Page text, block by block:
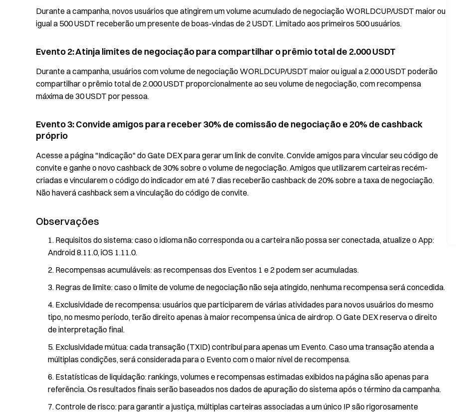
Durante a campanha, novos usuários que atingirem um volume acumulado de negociação WORLDCUP/USDT maior ou
igual a 500 USDT receberão um presente de boas-vindas de 2 USDT. Limitado aos primeiros 500 usuários.
Evento 2: Atinja limites de negociação para compartilhar o prêmio total de 2.000 USDT
Durante a campanha, usuários com volume de negociação WORLDCUP/USDT maior ou igual a 2.000 USDT poderão
compartilhar o prêmio total de 2.000 USDT proporcionalmente ao seu volume de negociação, com recompensa
máxima de 30 USDT por pessoa.
Evento 3: Convide amigos para receber 30% de comissão de negociação e 20% de cashback
próprio
Acesse a página "Indicação" do Gate DEX para gerar um link de convite. Convide amigos para vincular seu código de
convite e ganhe o novo cashback de 30% sobre o volume de negociação. Amigos que utilizarem carteiras recém-
criadas e vincularem o código do indicador em até 7 dias receberão cashback de 20% sobre a taxa de negociação.
Não haverá cashback sem a vinculação do código de convite.
Observações
Requisitos do sistema: caso o idioma não corresponda ou a carteira não possa ser conectada, atualize o App:
Android 8.11.0, iOS 1.11.0.
Recompensas acumuláveis: as recompensas dos Eventos 1 e 2 podem ser acumuladas.
Regras de limite: caso o limite de volume de negociação não seja atingido, nenhuma recompensa será concedida.
Exclusividade de recompensa: usuários que participarem de várias atividades para novos usuários do mesmo
tipo, no mesmo período, terão direito apenas à maior recompensa única de airdrop. O Gate DEX reserva o direito
de interpretação final.
Exclusividade mútua: cada transação (TXID) contribui para apenas um Evento. Caso uma transação atenda a
múltiplas condições, será considerada para o Evento com o maior nível de recompensa.
Estatísticas de liquidação: rankings, volumes e recompensas estimadas exibidos na página são apenas para
referência. Os resultados finais serão baseados nos dados de apuração do sistema após o término da campanha.
Controle de risco: para garantir a justiça, múltiplas carteiras associadas a um único IP são rigorosamente